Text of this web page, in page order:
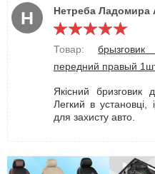
Н Нетреба Ладомира
Товар:
передний правый
Якісний бризговик
Легкий в установці,
для захисту авто.